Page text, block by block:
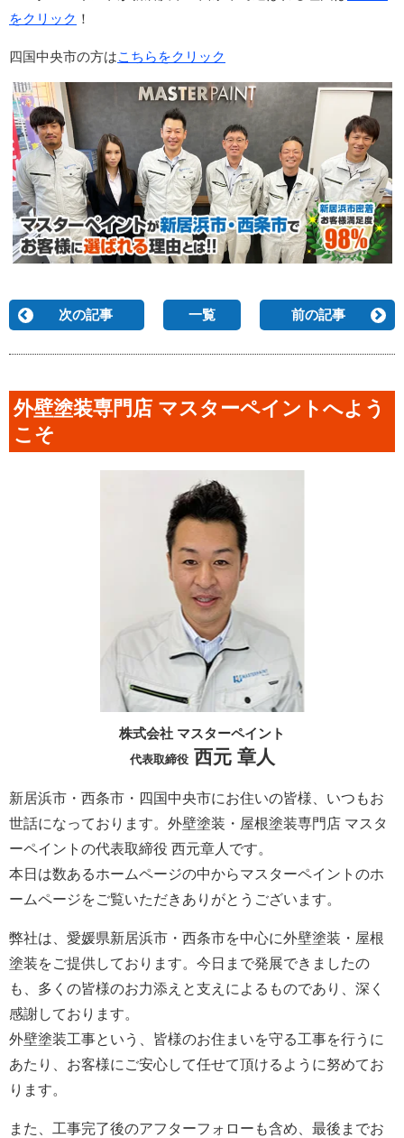
をクリック ！
四国中央市の方はこちらをクリック
次の記事 一覧 前の記事
外壁塗装専門店 マスターペイントへよう
こそ
株式会社 マスターペイント
代表取締役西元 章人
新居浜市・西条市・四国中央市にお住いの皆様、いつもお
世話になっております。外壁塗装・屋根塗装専門店 マスタ
ーペイントの代表取締役 西元章人です。
本日は数あるホームページの中からマスターペイントのホ
ームページをご覧いただきありがとうございます。
弊社は、愛媛県新居浜市・西条市を中心に外壁塗装・屋根
塗装をご提供しております。今日まで発展できましたの
も、多くの皆様のお力添えと支えによるものであり、深く
感謝しております。
外壁塗装工事という、皆様のお住まいを守る工事を行うに
あたり、お客様にご安心して任せて頂けるように努めてお
ります。
また、工事完了後のアフターフォローも含め、最後までお